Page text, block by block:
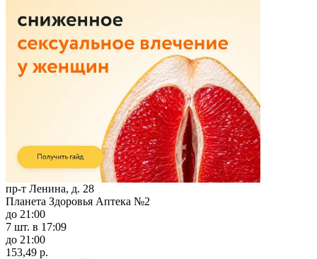
пр-т Ленина, д. 28
Планета Здоровья Аптека №2
до 21:00
7 шт. в 17:09
до 21:00
153,49 р.